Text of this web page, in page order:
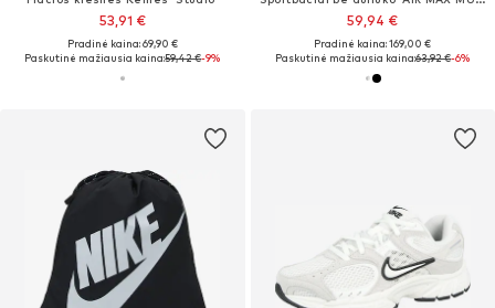
53,91 €
Pradinė kaina: 69,90 €
Paskutinė mažiausia kaina:59,42 €-9%
59,94 €
Pradinė kaina: 169,00 €
Paskutinė mažiausia kaina:63,92 €-6%